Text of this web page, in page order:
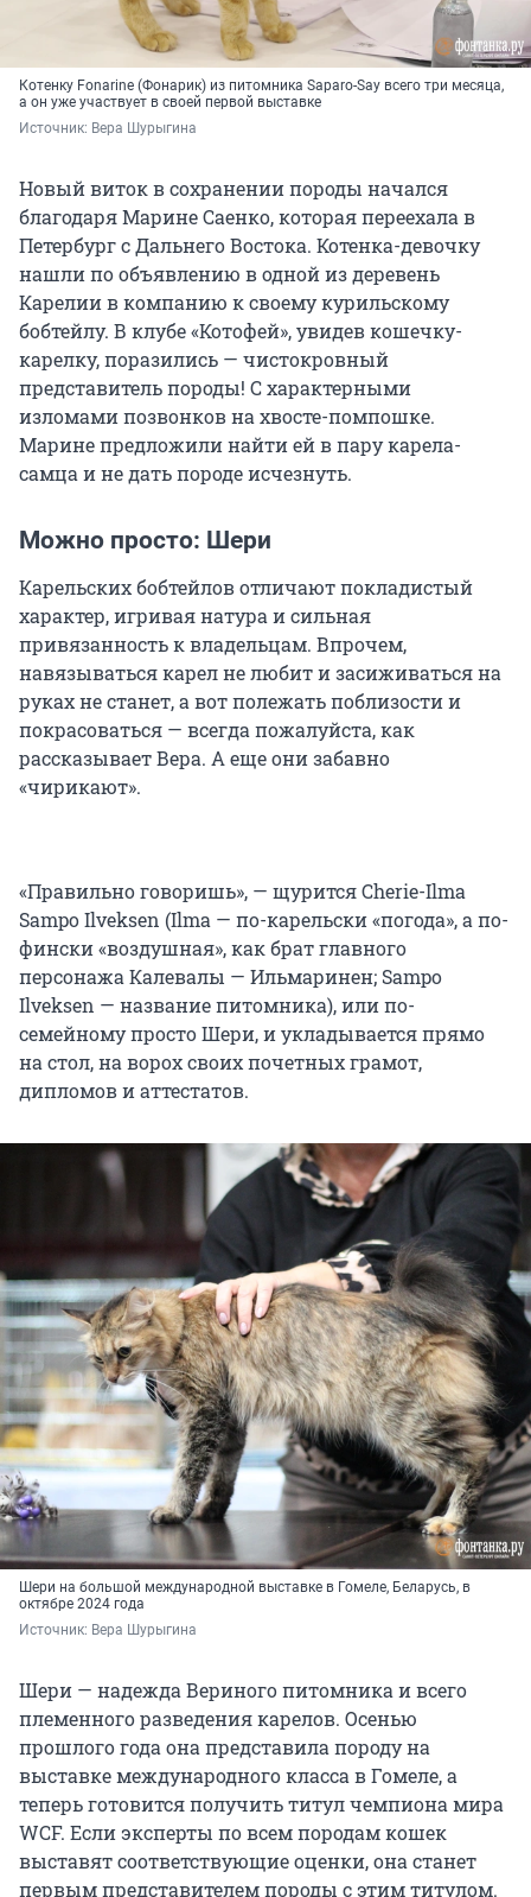
Котенку Fonarine (Фонарик) из питомника Saparo-Say всего три месяца,
а он уже участвует в своей первой выставке
Источник: Вера Шурыгина
Новый виток в сохранении породы начался
благодаря Марине Саенко, которая переехала в
Петербург с Дальнего Востока. Котенка-девочку
нашли по объявлению в одной из деревень
Карелии в компанию к своему курильскому
бобтейлу. В клубе «Котофей», увидев кошечку-
карелку, поразились — чистокровный
представитель породы! С характерными
изломами позвонков на хвосте-помпошке.
Марине предложили найти ей в пару карела-
самца и не дать породе исчезнуть.
Можно просто: Шери
Карельских бобтейлов отличают покладистый
характер, игривая натура и сильная
привязанность к владельцам. Впрочем,
навязываться карел не любит и засиживаться на
руках не станет, а вот полежать поблизости и
покрасоваться — всегда пожалуйста, как
рассказывает Вера. А еще они забавно
«чирикают».
«Правильно говоришь», — щурится Cherie-Ilma
Sampo Ilveksen (Ilma — по-карельски «погода», а по-
фински «воздушная», как брат главного
персонажа Калевалы — Ильмаринен; Sampo
Ilveksen — название питомника), или по-
семейному просто Шери, и укладывается прямо
на стол, на ворох своих почетных грамот,
дипломов и аттестатов.
Шери на большой международной выставке в Гомеле, Беларусь, в
октябре 2024 года
Источник: Вера Шурыгина
Шери — надежда Вериного питомника и всего
племенного разведения карелов. Осенью
прошлого года она представила породу на
выставке международного класса в Гомеле, а
теперь готовится получить титул чемпиона мира
WCF. Если эксперты по всем породам кошек
выставят соответствующие оценки, она станет
первым представителем породы с этим титулом.